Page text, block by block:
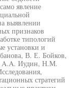
явление
выявлении
признаков
типологий
установки и
В. Е. Бойков,
A.A. Иудин, Н.М.
стратегий